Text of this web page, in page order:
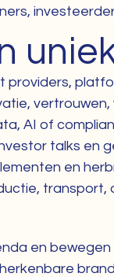
providers,
AI of
talks en
en
transport,
en